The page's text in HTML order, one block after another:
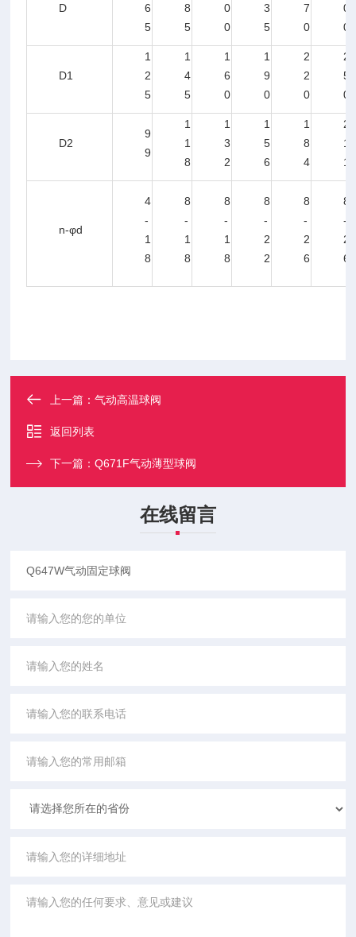
D
6
5
8
5
0
0
3
5
7
0
0
0
D1
1
2
5
1
4
5
1
6
0
1
9
0
2
2
0
2
5
0
D2
9
9
1
1
8
1
3
2
1
5
6
1
8
4
2
1
1
n-φd
4
-
1
8
8
-
1
8
8
-
1
8
8
-
2
2
8
-
2
6
8
-
2
6
上一篇：气动高温球阀
返回列表
下一篇：Q671F气动薄型球阀
在线留言